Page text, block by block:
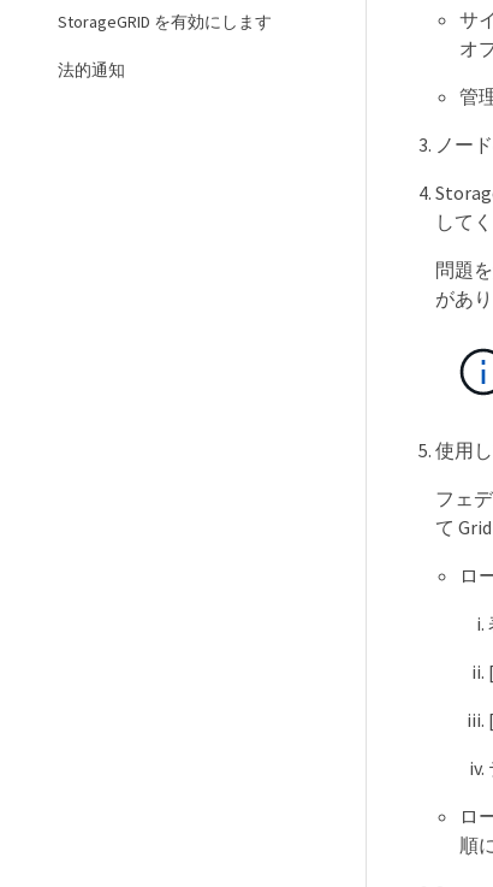
StorageGRID を有効にします
法的通知
サ
オ
管
ノー
して
問題
があり
使用
フェ
て
ロ
ロ
順